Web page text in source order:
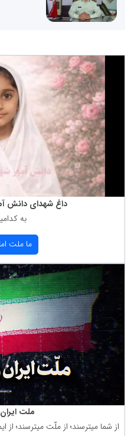
داغ شهدای دانش
به
ما ملت
ملت ایران
از شما میترسند؛ از ملّت میترسند؛ از